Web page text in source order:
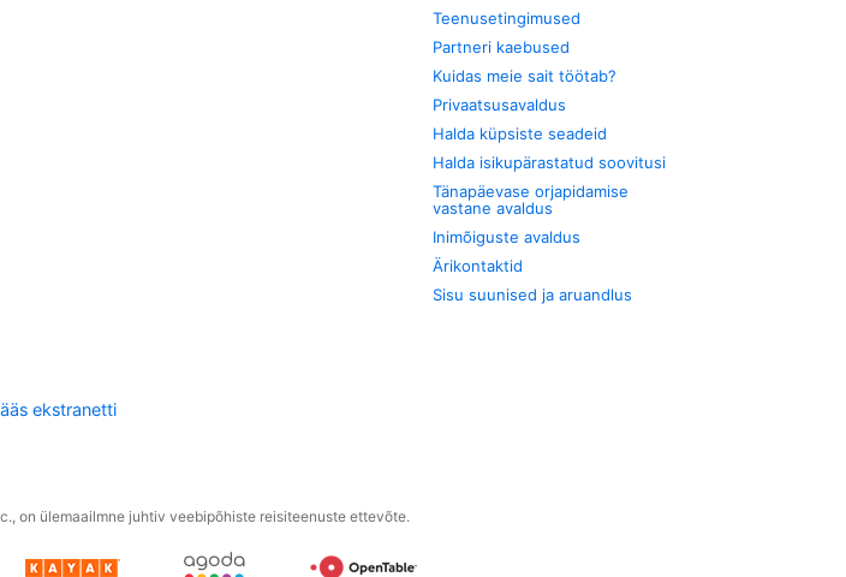
Teenusetingimused
Partneri kaebused
Kuidas meie sait töötab?
Privaatsusavaldus
Halda küpsiste seadeid
Halda isikupärastatud soovitusi
Tänapäevase orjapidamise
vastane avaldus
Inimõiguste avaldus
Ärikontaktid
Sisu suunised ja aruandlus
ekstranetti
on ülemaailmne juhtiv veebipõhiste reisiteenuste ettevõte.